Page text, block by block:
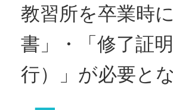
教習所を卒業時
書」・「修了証
行）」が必要と